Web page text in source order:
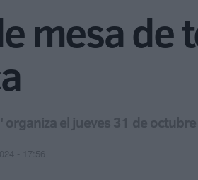
mesa de
organiza el jueves 31 de
- 17:56